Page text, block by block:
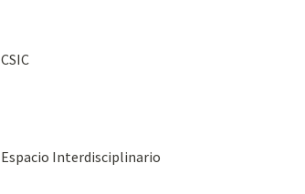
CSIC
Espacio Interdisciplinario